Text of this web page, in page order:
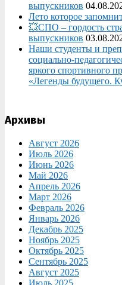
выпускников
Лето которое
💥СПО – гордость
выпускников
Наши студенты и
яркого спортивного
«Легенды будущего.
Архивы
Август 2026
Июль 2026
Июнь 2026
Май 2026
Апрель 2026
Март 2026
Февраль 2026
Январь 2026
Декабрь 2025
Ноябрь 2025
Октябрь 2025
Сентябрь 2025
Август 2025
Июль 2025